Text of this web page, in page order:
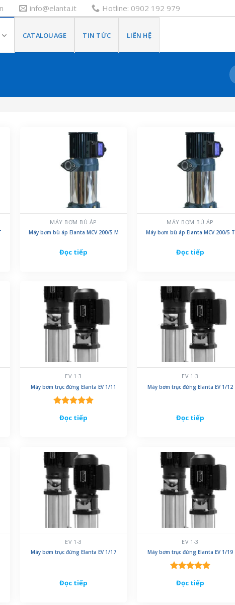
info@elanta.it Hotline: 0902 192 979
CATALOUAGE TIN TỨC LIÊN HỆ
MÁY BƠM BÙ ÁP
Máy bơm bù áp Elanta MCV 200/5 M
Đọc tiếp
MÁY BƠM BÙ ÁP
Máy bơm bù áp Elanta MCV 200/5 T
Đọc tiếp
EV 1-3
Máy bơm trục đứng Elanta EV 1/11
hạng 5.00
Đọc tiếp
EV 1-3
Máy bơm trục đứng Elanta EV 1/12
Đọc tiếp
EV 1-3
Máy bơm trục đứng Elanta EV 1/17
Đọc tiếp
EV 1-3
Máy bơm trục đứng Elanta EV 1/19
hạng 5.00
Đọc tiếp